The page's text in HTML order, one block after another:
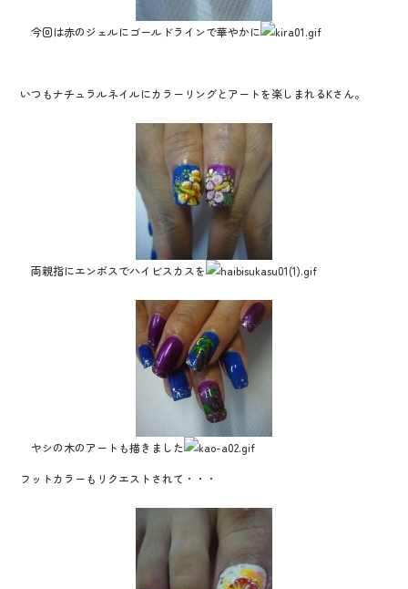
今回は赤のジェルにゴールドラインで華やかに
いつもナチュラルネイルにカラーリングとアートを楽しまれるKさん。
両親指にエンボスでハイビスカスを
ヤシの木のアートも描きました
フットカラーもリクエストされて・・・